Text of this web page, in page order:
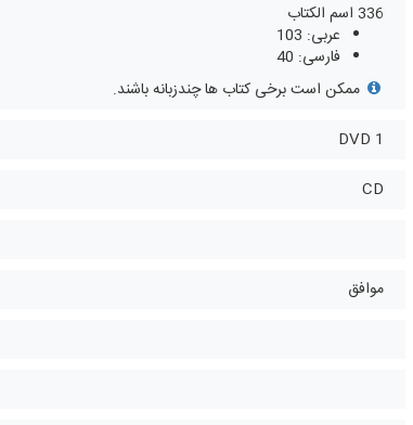
336 اسم الكتاب
عربی: 103
فارسی: 40
ممکن است برخی کتاب ها چندزبانه باشند.
1 DVD
CD
موافق